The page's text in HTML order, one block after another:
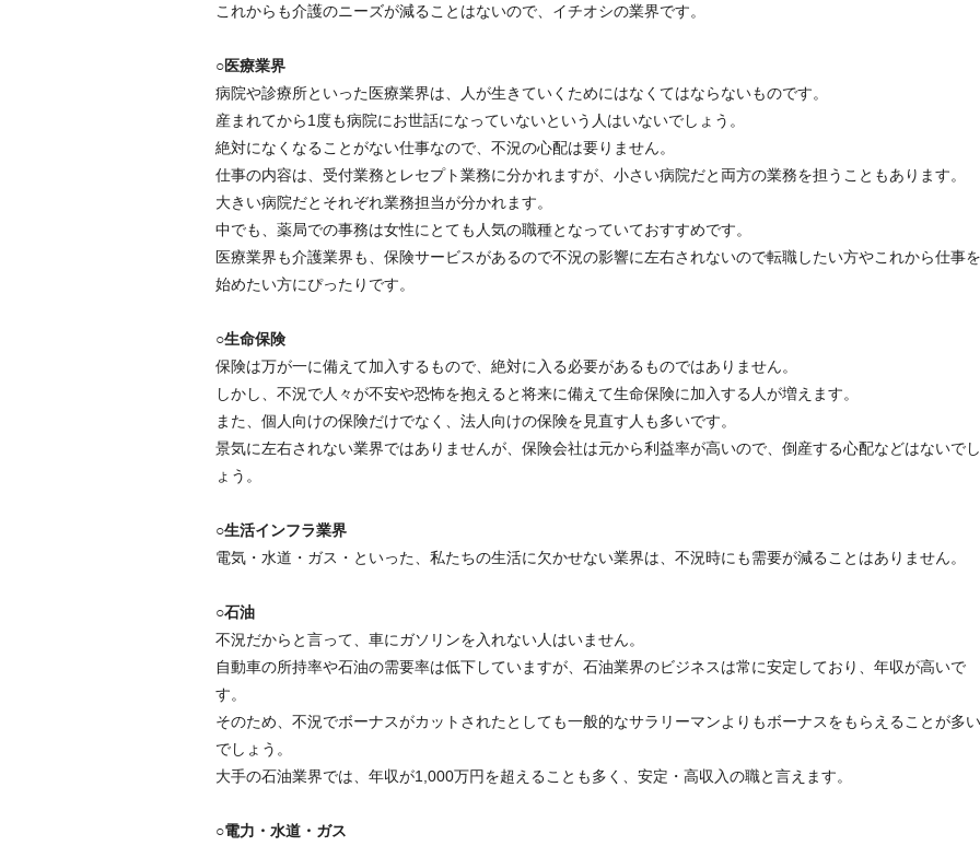
これからも介護のニーズが減ることはないので、イチオシの業界です。
○医療業界
病院や診療所といった医療業界は、人が生きていくためにはなくてはならないものです。
産まれてから1度も病院にお世話になっていないという人はいないでしょう。
絶対になくなることがない仕事なので、不況の心配は要りません。
仕事の内容は、受付業務とレセプト業務に分かれますが、小さい病院だと両方の業務を担うこともあります。
大きい病院だとそれぞれ業務担当が分かれます。
中でも、薬局での事務は女性にとても人気の職種となっていておすすめです。
医療業界も介護業界も、保険サービスがあるので不況の影響に左右されないので転職したい方やこれから仕事を
始めたい方にぴったりです。
○生命保険
保険は万が一に備えて加入するもので、絶対に入る必要があるものではありません。
しかし、不況で人々が不安や恐怖を抱えると将来に備えて生命保険に加入する人が増えます。
また、個人向けの保険だけでなく、法人向けの保険を見直す人も多いです。
景気に左右されない業界ではありませんが、保険会社は元から利益率が高いので、倒産する心配などはないでし
ょう。
○生活インフラ業界
電気・水道・ガス・といった、私たちの生活に欠かせない業界は、不況時にも需要が減ることはありません。
○石油
不況だからと言って、車にガソリンを入れない人はいません。
自動車の所持率や石油の需要率は低下していますが、石油業界のビジネスは常に安定しており、年収が高いで
す。
そのため、不況でボーナスがカットされたとしても一般的なサラリーマンよりもボーナスをもらえることが多い
でしょう。
大手の石油業界では、年収が1,000万円を超えることも多く、安定・高収入の職と言えます。
○電力・水道・ガス